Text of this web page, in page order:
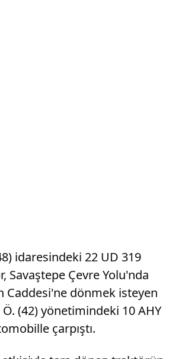
idaresindeki 22 UD 319
Savaştepe Çevre Yolu'nda
Caddesi'ne dönmek isteyen
(42) yönetimindeki 10 AHY
çarpıştı.